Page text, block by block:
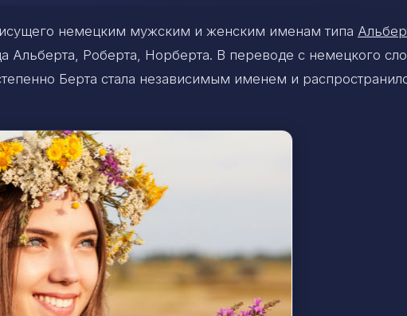
немецким мужским и женским именам типа
Альберта, Роберта, Норберта. В переводе с немецкого
Берта стала независимым именем и